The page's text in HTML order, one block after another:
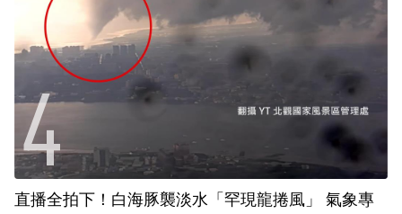
直播全拍下！白海豚襲淡水「罕現龍捲風」 氣象專